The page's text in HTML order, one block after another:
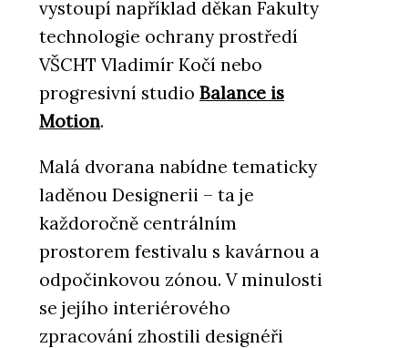
vystoupí například děkan Fakulty
technologie ochrany prostředí
VŠCHT Vladimír Kočí nebo
progresivní studio Balance is
Motion.
Malá dvorana nabídne tematicky
laděnou Designerii – ta je
každoročně centrálním
prostorem festivalu s kavárnou a
odpočinkovou zónou. V minulosti
se jejího interiérového
zpracování zhostili designéři